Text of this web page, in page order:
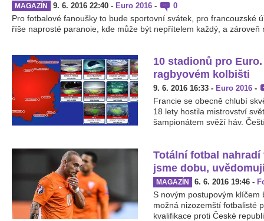
MAGAZÍN 9. 6. 2016 22:40 - Euro 2016 - 0
Pro fotbalové fanoušky to bude sportovní svátek, pro francouzské
říše naprosté paranoie, kde může být nepřítelem každý, a zároveň
10 stadionů pro
ragbyovém kolbišti
9. 6. 2016 16:33 - Euro 2016 -
Francie se obecně chlubí
18 lety hostila mistrovství
šampionátem svěží háv.
Totální fotbal
jsme dobu,
MAGAZÍN 6. 6. 2016 19:46 -
S novým postupovým
možná nizozemští fotbalisté
kvalifikace proti České